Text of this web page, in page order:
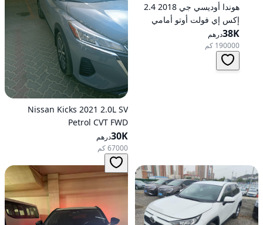
هوندا أوديسي جي 2018 2.4
إكس إي فولت أوتو أمامي
الدفع
38Kدرهم
190000 كم
Nissan Kicks 2021 2.0L SV
Petrol CVT FWD
30Kدرهم
67000 كم